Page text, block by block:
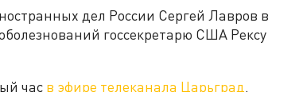
дел России Сергей Лавров в
госсекретарю США Рексу
час в эфире телеканала Царьград.